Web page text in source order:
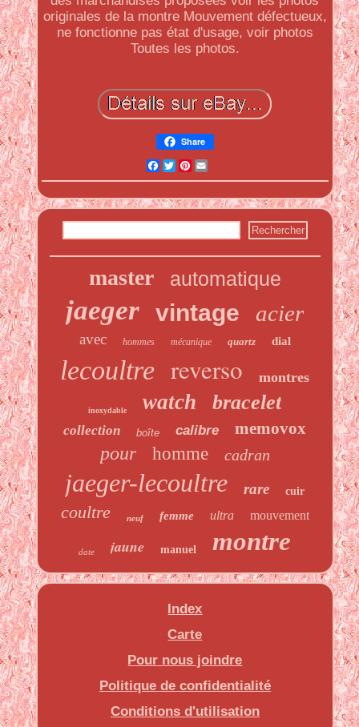
originales de la montre Mouvement défectueux,
ne fonctionne pas état d'usage, voir photos
Toutes les photos.
Share
Facebook
Twitter
Pinterest
Email
master automatique
jaeger vintage acier
avec hommes mécanique quartz dial
lecoultre reverso montres
inoxydable watch bracelet
collection boîte calibre memovox
pour homme cadran
jaeger-lecoultre rare cuir
coultre neuf femme ultra mouvement
date jaune manuel montre
Index
Carte
Pour nous joindre
Politique de confidentialité
Conditions d'utilisation